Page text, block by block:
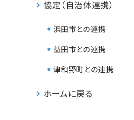
協定（自治体連携）
浜田市との連携
益田市との連携
津和野町との連携
ホームに戻る